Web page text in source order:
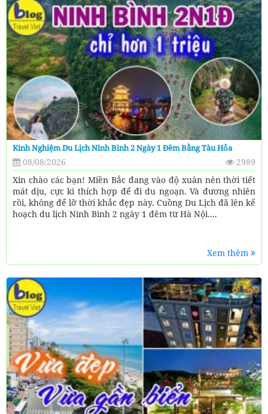
Kinh Nghiệm Du Lịch Ninh Bình 2 Ngày 1 Đêm Bằng Tàu Hỏa
08/08/2026
2989
Xin chào các bạn! Miền Bắc đang vào độ xuân nên thời tiết
mát dịu, cực kì thích hợp để đi du ngoạn. Và đương nhiên
rồi, không để lỡ thời khắc đẹp này. Cuồng Du Lịch đã lên kế
hoạch du lịch Ninh Bình 2 ngày 1 đêm từ Hà Nội....
Xem thêm